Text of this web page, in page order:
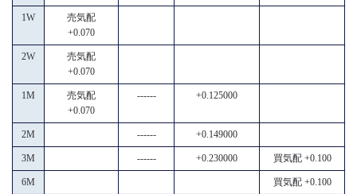
1W
売気配
+0.070
2W
売気配
+0.070
1M
売気配
+0.070
------ +0.125000
2M ------ +0.149000
3M ------ +0.230000 買気配 +0.100
6M 買気配 +0.100